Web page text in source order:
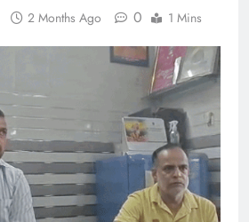
2 Months Ago 0 1 Mins